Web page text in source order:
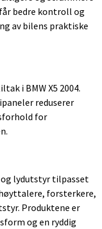
bedre kontroll og
av bilens praktiske
i BMW X5 2004.
reduserer
for
lydutstyr tilpasset
forsterkere,
Produktene er
og en ryddig